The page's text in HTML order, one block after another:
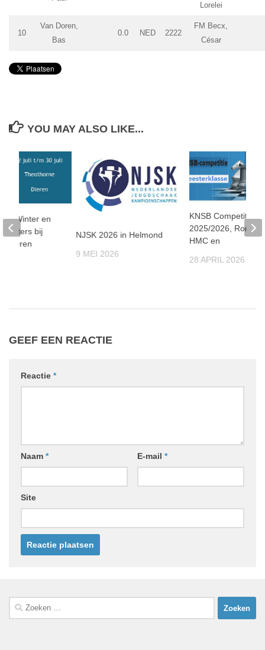
Lorelei
10
Van Doren,
Bas
0.0 NED 2222
FM Becx,
César
YOU MAY ALSO LIKE...
NJSK 2026 in Helmond
9 MEI 2026
KNSB Competitie
2025/2026, Ronde
HMC en
28 APRIL 2026
Winter en
bij
Dieren
GEEF EEN REACTIE
Reactie *
Naam * E-mail *
Site
Zoeken
naar: